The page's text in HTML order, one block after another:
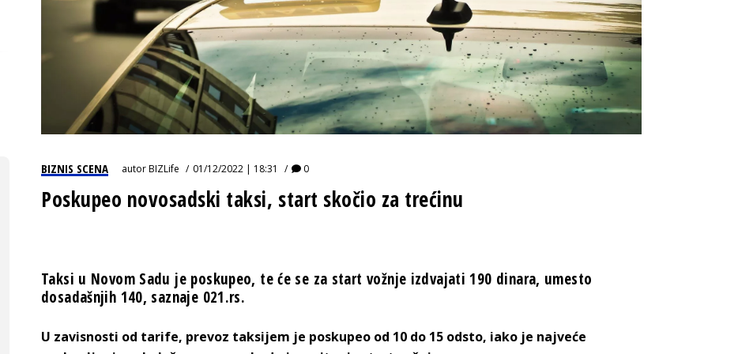
BIZNIS SCENA autorBIZLife 01/12/2022 | 18:31 0
Poskupeo novosadski taksi, start skočio za trećinu
Taksi u Novom Sadu je poskupeo, te će se za start vožnje izdvajati 190 dinara, umesto
dosadašnjih 140, saznaje 021.rs.
U zavisnosti od tarife, prevoz taksijem je poskupeo od 10 do 15 odsto, iako je najveće